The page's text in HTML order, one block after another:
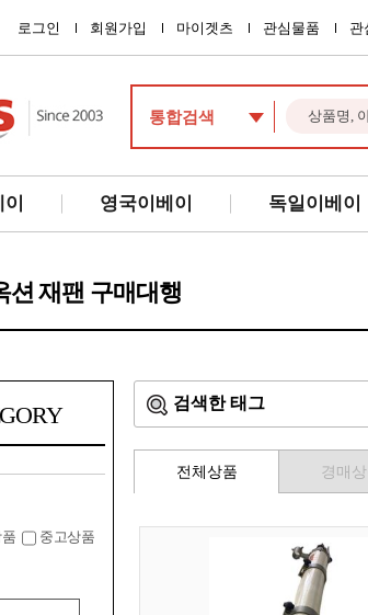
로그인 회원가입 마이겟츠 관심물품 관
통합검색
영국이베이 독일이베이
션 재팬 구매대행
중고상품
검색한 태그
전체상품 경매